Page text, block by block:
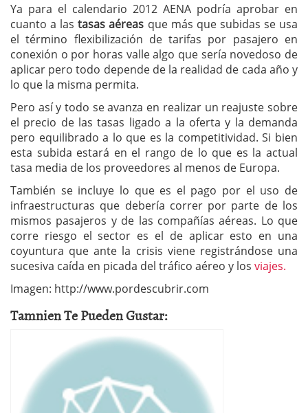
Ya para el calendario 2012 AENA podría aprobar en
cuanto a las tasas aéreas que más que subidas se usa
el término flexibilización de tarifas por pasajero en
conexión o por horas valle algo que sería novedoso de
aplicar pero todo depende de la realidad de cada año y
lo que la misma permita.
Pero así y todo se avanza en realizar un reajuste sobre
el precio de las tasas ligado a la oferta y la demanda
pero equilibrado a lo que es la competitividad. Si bien
esta subida estará en el rango de lo que es la actual
tasa media de los proveedores al menos de Europa.
También se incluye lo que es el pago por el uso de
infraestructuras que debería correr por parte de los
mismos pasajeros y de las compañías aéreas. Lo que
corre riesgo el sector es el de aplicar esto en una
coyuntura que ante la crisis viene registrándose una
sucesiva caída en picada del tráfico aéreo y los viajes.
Imagen: http://www.pordescubrir.com
Tamnien Te Pueden Gustar: